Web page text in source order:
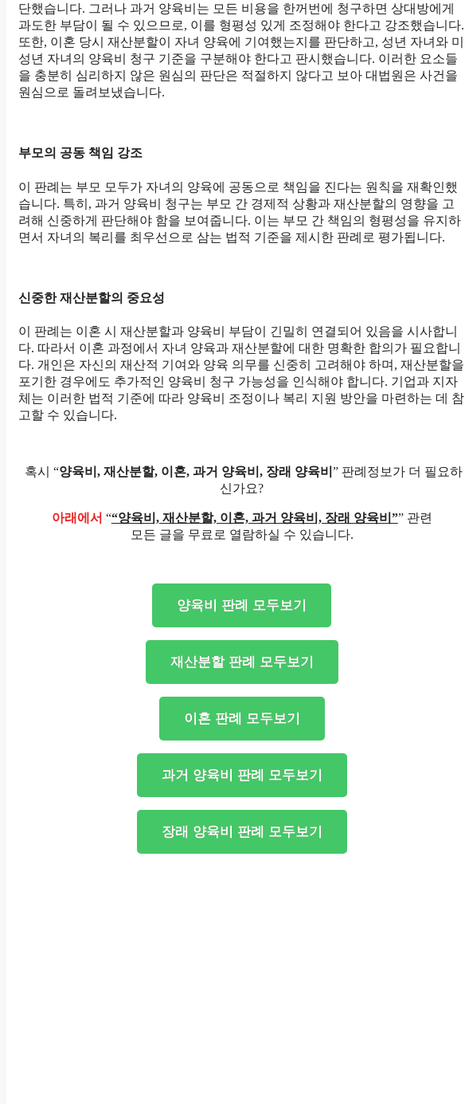
단했습니다. 그러나 과거 양육비는 모든 비용을 한꺼번에 청구하면 상대방에게
과도한 부담이 될 수 있으므로, 이를 형평성 있게 조정해야 한다고 강조했습니다.
또한, 이혼 당시 재산분할이 자녀 양육에 기여했는지를 판단하고, 성년 자녀와 미
성년 자녀의 양육비 청구 기준을 구분해야 한다고 판시했습니다. 이러한 요소들
을 충분히 심리하지 않은 원심의 판단은 적절하지 않다고 보아 대법원은 사건을
원심으로 돌려보냈습니다.
부모의 공동 책임 강조
이 판례는 부모 모두가 자녀의 양육에 공동으로 책임을 진다는 원칙을 재확인했
습니다. 특히, 과거 양육비 청구는 부모 간 경제적 상황과 재산분할의 영향을 고
려해 신중하게 판단해야 함을 보여줍니다. 이는 부모 간 책임의 형평성을 유지하
면서 자녀의 복리를 최우선으로 삼는 법적 기준을 제시한 판례로 평가됩니다.
신중한 재산분할의 중요성
이 판례는 이혼 시 재산분할과 양육비 부담이 긴밀히 연결되어 있음을 시사합니
다. 따라서 이혼 과정에서 자녀 양육과 재산분할에 대한 명확한 합의가 필요합니
다. 개인은 자신의 재산적 기여와 양육 의무를 신중히 고려해야 하며, 재산분할을
포기한 경우에도 추가적인 양육비 청구 가능성을 인식해야 합니다. 기업과 지자
체는 이러한 법적 기준에 따라 양육비 조정이나 복리 지원 방안을 마련하는 데 참
고할 수 있습니다.
혹시 “양육비, 재산분할, 이혼, 과거 양육비, 장래 양육비 ” 판례정보가 더 필요하
신가요?
아래에서 ““양육비, 재산분할, 이혼, 과거 양육비, 장래 양육비”” 관련
모든 글을 무료로 열람하실 수 있습니다.
양육비 판례 모두보기
재산분할 판례 모두보기
이혼 판례 모두보기
과거 양육비 판례 모두보기
장래 양육비 판례 모두보기